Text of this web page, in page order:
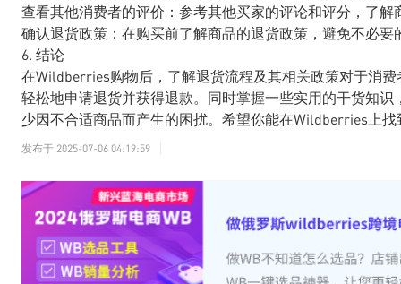
查看其他消费者的评价：参考其他买家的评论和评分，了解
确认退货政策：在购买前了解商品的退货政策，避免不必要
6. 结论
在Wildberries购物后，了解退货流程及其相关政策对于消
轻松地申请退货并获得退款。同时掌握一些实用的干货知
少因不合适商品而产生的困扰。希望你能在Wildberries上
发布于 2025-07-06 04:19:59